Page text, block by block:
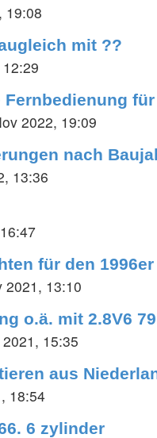
19:08
mit ??
Fernbedienung
2022, 19:09
nach
13:36
für den 1996er
2021, 13:10
o.ä. mit 2.8V6
15:35
aus
18:54
6 zylinder